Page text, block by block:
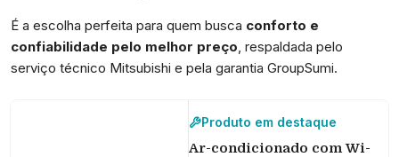
É a escolha perfeita para quem busca conforto e
confiabilidade pelo melhor preço, respaldada pelo
serviço técnico Mitsubishi e pela garantia GroupSumi.
Produto em destaque
Ar-condicionado com Wi-